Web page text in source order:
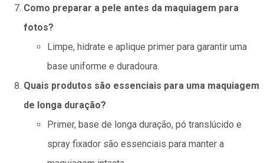
Como preparar a pele antes da maquiagem para
fotos?
Limpe, hidrate e aplique primer para garantir uma
base uniforme e duradoura.
Quais produtos são essenciais para uma maquiagem
de longa duração?
Primer, base de longa duração, pó translúcido e
spray fixador são essenciais para manter a